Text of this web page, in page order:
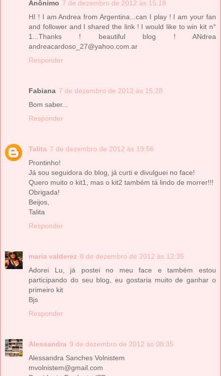
Anônimo 7 de dezembro de 2012 às 15:18
HI ! I am Andrea from Argentina...can I play ! I am your fan
and follower and I shared the link ! I would like to win kit n°
1...Thanks ! beautiful blog ! ANdrea
andreacardoso_27@yahoo.com.ar
Responder
Fabiana 7 de dezembro de 2012 às 15:28
Bom saber...
Responder
Talita 7 de dezembro de 2012 às 19:56
Prontinho!
Já sou seguidora do blog, já curti e divulguei no face!
Quero muito o kit1, mas o kit2 também tá lindo de morrer!!!
Obrigada!
Beijos,
Talita
Responder
maria valderez 8 de dezembro de 2012 às 12:35
Adorei Lu, já postei no meu face e também estou
participando do seu blog, eu gostaria muito de ganhar o
primeiro kit
Bjs
Responder
Alessandra 9 de dezembro de 2012 às 08:35
Alessandra Sanches Volnistem
mvolnistem@gmail.com